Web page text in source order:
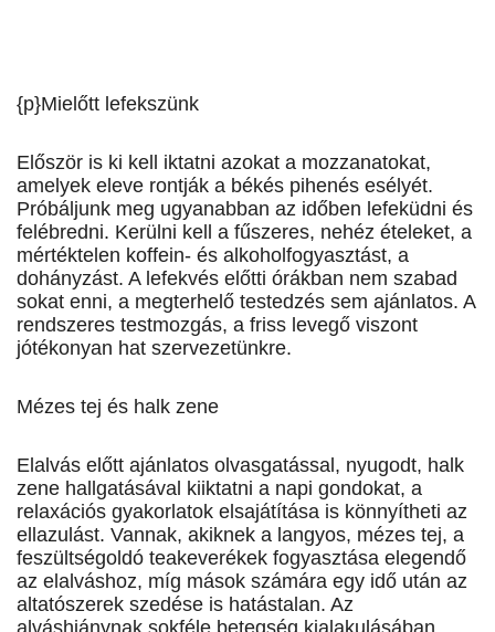
{p}Mielőtt lefekszünk
Először is ki kell iktatni azokat a mozzanatokat,
amelyek eleve rontják a békés pihenés esélyét.
Próbáljunk meg ugyanabban az időben lefeküdni és
felébredni. Kerülni kell a fűszeres, nehéz ételeket, a
mértéktelen koffein- és alkoholfogyasztást, a
dohányzást. A lefekvés előtti órákban nem szabad
sokat enni, a megterhelő testedzés sem ajánlatos. A
rendszeres testmozgás, a friss levegő viszont
jótékonyan hat szervezetünkre.
Mézes tej és halk zene
Elalvás előtt ajánlatos olvasgatással, nyugodt, halk
zene hallgatásával kiiktatni a napi gondokat, a
relaxációs gyakorlatok elsajátítása is könnyítheti az
ellazulást. Vannak, akiknek a langyos, mézes tej, a
feszültségoldó teakeverékek fogyasztása elegendő
az elalváshoz, míg mások számára egy idő után az
altatószerek szedése is hatástalan. Az